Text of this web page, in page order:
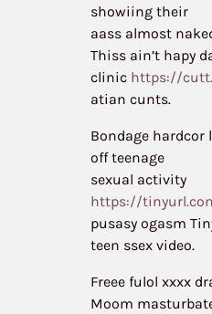
showiing their
aass almost
Thiss ain’t hapy
clinic https://
atian cunts.
Bondage hardcor
off teenage
sexual activity
https://
pusasy ogasm
teen ssex video.
Freee fulol xxxx
Moom